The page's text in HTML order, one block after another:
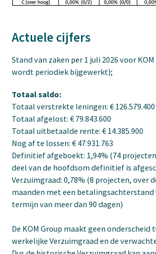
Actuele cijfers
Stand van zaken per 1 juli 2026 voor
wordt periodiek bijgewerkt);
Totaal saldo:
Totaal verstrekte leningen: €
Totaal afgelost: € 79.843.600
Totaal uitbetaalde rente: € 14.385.900
Nog af te lossen: € 47.931.763
Definitief afgeboekt: 1,94% (74
deel van de hoofdsom definitief is
Verzuimgraad: 0,78% (8 projecten, over
maanden met een betalingsachterstand
termijn van meer dan 90 dagen)
De KOM Group maakt geen onderscheid
werkelijke Verzuimgraad en de